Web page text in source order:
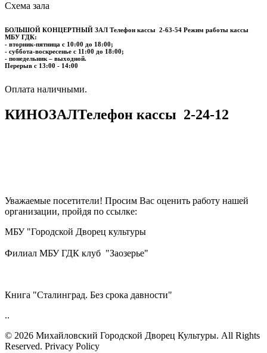
Схема зала
БОЛЬШОЙ КОНЦЕРТНЫЙ ЗАЛ Телефон кассы 2-63-54 Режим работы кассы
МБУ ГДК:
- вторник-пятница с 10:00 до 18:00;
- суббота-воскресенье с 11:00 до 18:00;
- понедельник – выходной.
Перерыв с 13:00 - 14:00
​​​​​​​Оплата наличными.
КИНОЗАЛТелефон кассы 2-24-12
Уважаемые посетители! Просим Вас оценить работу нашей
организации, пройдя по ссылке:
МБУ "Городской Дворец культуры
Филиал МБУ ГДК клуб "Заозерье"
Книга "Сталинград. Без срока давности"
..
© 2026 Михайловский Городской Дворец Культуры. All Rights
Reserved. Privacy Policy